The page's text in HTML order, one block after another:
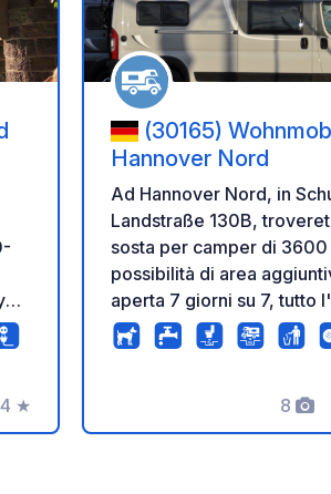
4
Valutazione
★
(30165)
Hannover Nord
Ad Hannover Nord, in
Landstraße 130B,
sosta per camper di 3600
possibilità di area
aperta 7 giorni su 7, tutto
allacciamento idrico,
scarico acque reflue,
immediate vicinanze si
fermata dei mezzi
8
Foto